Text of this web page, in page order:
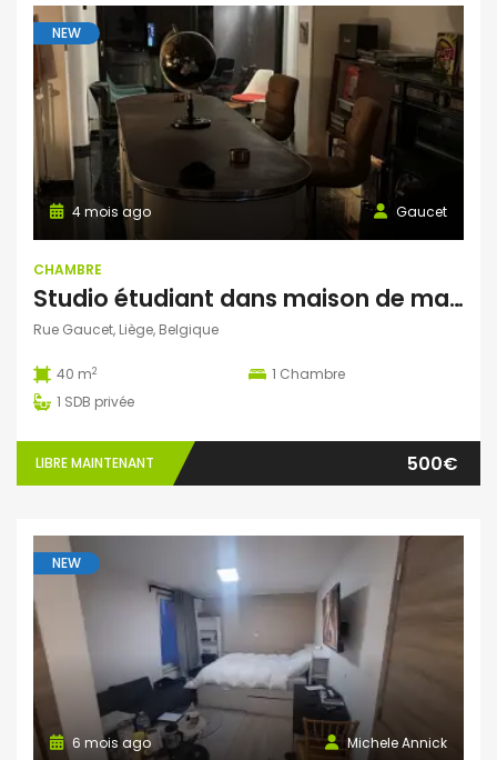
NEW
Gaucet
4 mois ago
CHAMBRE
Studio étudiant dans maison de maître – Parc de la Boverie (Liège)
Rue Gaucet, Liège, Belgique
40 m2 1 Chambre
1 SDB privée
LIBRE MAINTENANT 500€
NEW
Michele Annick
6 mois ago